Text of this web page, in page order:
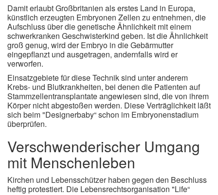
Damit erlaubt Großbritanien als erstes Land in Europa,
künstlich erzeugten Embryonen Zellen zu entnehmen, die
Aufschluss über die genetische Ähnlichkeit mit einem
schwerkranken Geschwisterkind geben. Ist die Ähnlichkeit
groß genug, wird der Embryo in die Gebärmutter
eingepflanzt und ausgetragen, andernfalls wird er
verworfen.
Einsatzgebiete für diese Technik sind unter anderem
Krebs- und Blutkrankheiten, bei denen die Patienten auf
Stammzellentransplantate angewiesen sind, die von ihrem
Körper nicht abgestoßen werden. Diese Verträglichkeit läßt
sich beim "Designerbaby“ schon im Embryonenstadium
überprüfen.
Verschwenderischer Umgang
mit Menschenleben
Kirchen und Lebensschützer haben gegen den Beschluss
heftig protestiert. Die Lebensrechtsorganisation "Life“